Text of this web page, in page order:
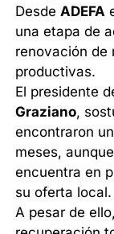
Desde ADEFA
una etapa de
renovación de
productivas.
El presidente
Graziano,
encontraron
meses,
encuentra en
su oferta local.
A pesar de